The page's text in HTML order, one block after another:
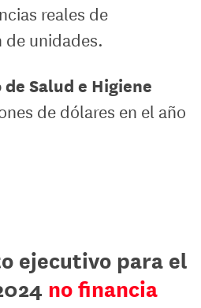
reales de
unidades.
Salud e Higiene
de dólares en el año
ejecutivo para el
no financia